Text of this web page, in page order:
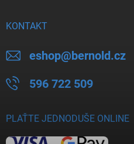
KONTAKT
eshop@bernold.cz
596 722 509
PLAŤTE JEDNODUŠE ONLINE